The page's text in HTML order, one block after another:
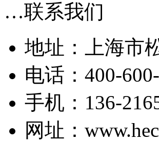
…联系我们
地址：上海市
电话：400-
手机：136-
网址：